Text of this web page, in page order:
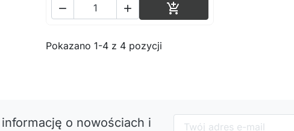
  
Pokazano 1-4 z 4 pozycji
o nowościach i